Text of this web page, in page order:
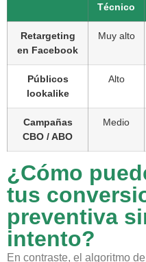
Técnico
Retargeting
en Facebook
Muy alto
Públicos
lookalike
Alto
Campañas
CBO / ABO
Medio
¿Cómo
tus
preventiva
intento?
En contraste, el algoritmo